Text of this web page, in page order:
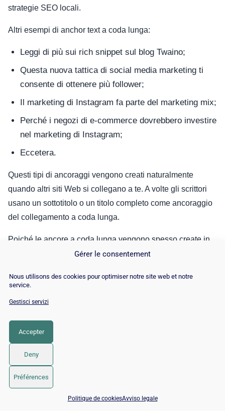
Gérer le consentement
Nous utilisons des cookies pour optimiser notre site web et notre
service.
Gestisci servizi
Accepter
Deny
Préférences
Politique de cookiesAvviso legale
strategie SEO locali.
Altri esempi di anchor text a coda lunga:
Leggi di più sui rich snippet sul blog Twaino;
Questa nuova tattica di social media marketing ti
consente di ottenere più follower;
Il marketing di Instagram fa parte del marketing mix;
Perché i negozi di e-commerce dovrebbero investire
nel marketing di Instagram;
Eccetera.
Questi tipi di ancoraggi vengono creati naturalmente
quando altri siti Web si collegano a te. A volte gli scrittori
usano un sottotitolo o un titolo completo come ancoraggio
del collegamento a coda lunga.
Poiché le ancore a coda lunga vengono spesso create in
modo naturale, non è necessario che siano l’obiettivo
Tuttavia, possono essere utili per diversificare il tuo profilo
di collegamento e aiutarti a posizionarti più in alto per i
1.3.11.dell’immagine
Gli ancoraggi del testo non sono gli unici tipi di
ancoraggio. Le immagini possono anche essere utilizzate
per ancorare due pagine insieme. I motori di ricerca
📅 Prenota 15 min con un esperto SEO / GEO